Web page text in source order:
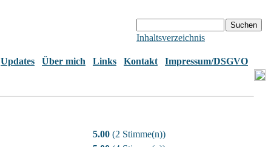
Inhaltsverzeichnis
Updates Über mich Links Kontakt
Impressum/DSGVO
5.00 (2 Stimme(n))